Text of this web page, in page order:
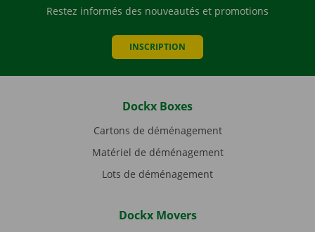
Restez informés des nouveautés et promotions
INSCRIPTION
Dockx Boxes
Cartons de déménagement
Matériel de déménagement
Lots de déménagement
Dockx Movers